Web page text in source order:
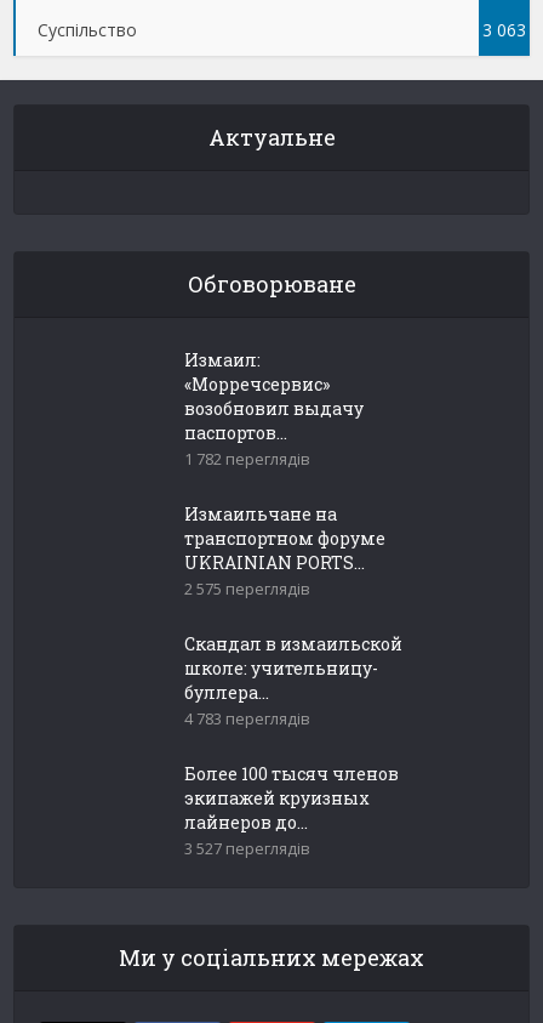
Суспільство 3 063
Актуальне
Обговорюване
Измаил:
«Морречсервис»
возобновил выдачу
паспортов...
1 782 переглядів
Измаильчане на
транспортном форуме
UKRAINIAN PORTS...
2 575 переглядів
Скандал в измаильской
школе: учительницу-
буллера...
4 783 переглядів
Более 100 тысяч членов
экипажей круизных
лайнеров до...
3 527 переглядів
Ми у соціальних мережах